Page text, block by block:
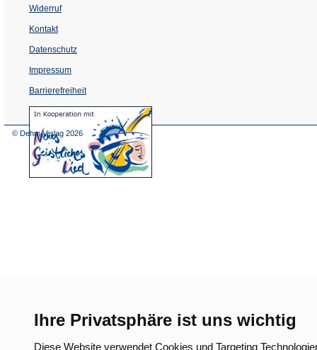
Ihre Privatsphäre ist uns wichtig
Diese Website verwendet Cookies und Targeting
Widerruf
Kontakt
Datenschutz
Impressum
Barrierefreiheit
(Öffnet
in
© Dehm Verlag 2026